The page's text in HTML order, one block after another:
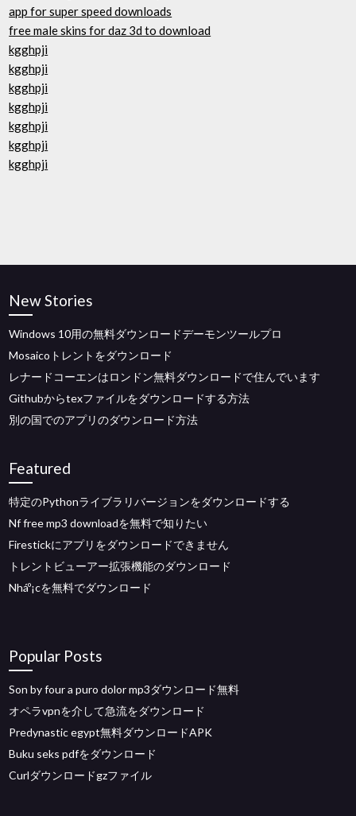
app for super speed downloads
free male skins for daz 3d to download
kgghpji
kgghpji
kgghpji
kgghpji
kgghpji
kgghpji
kgghpji
New Stories
Windows 10用の無料ダウンロードデーモンツールプロ
Mosaicoトレントをダウンロード
レナードコーエンはロンドン無料ダウンロードで住んでいます
Githubからtexファイルをダウンロードする方法
別の国でのアプリのダウンロード方法
Featured
特定のPythonライブラリバージョンをダウンロードする
Nf free mp3 downloadを無料で知りたい
Firestickにアプリをダウンロードできません
トレントビューアー拡張機能のダウンロード
Nháº¡cを無料でダウンロード
Popular Posts
Son by four a puro dolor mp3ダウンロード無料
オペラvpnを介して急流をダウンロード
Predynastic egypt無料ダウンロードAPK
Buku seks pdfをダウンロード
Curlダウンロードgzファイル